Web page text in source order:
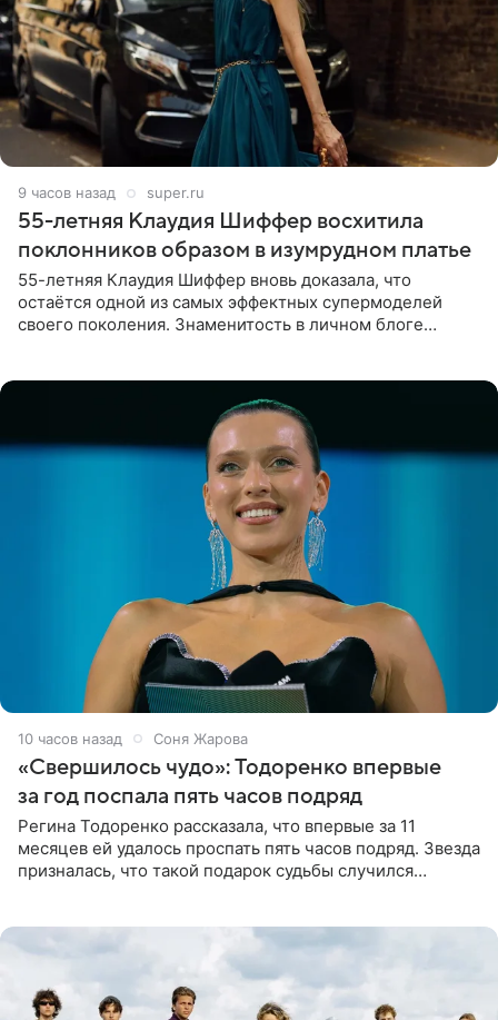
9 часов назад super.ru
55-летняя Клаудия Шиффер восхитила
поклонников образом в изумрудном платье
55-летняя Клаудия Шиффер вновь доказала, что
остаётся одной из самых эффектных супермоделей
своего поколения. Знаменитость в личном блоге
10 часов назад Соня Жарова
«Свершилось чудо»: Тодоренко впервые
за год поспала пять часов подряд
Регина Тодоренко рассказала, что впервые за 11
месяцев ей удалось проспать пять часов подряд. Звезда
призналась, что такой подарок судьбы случился